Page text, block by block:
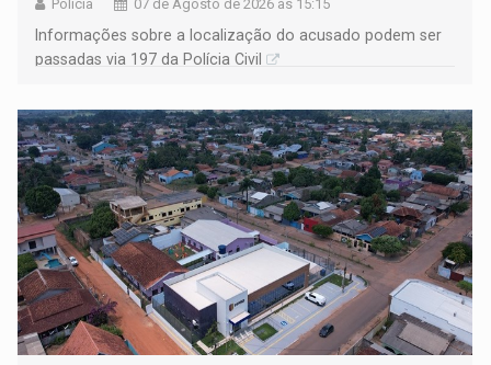
Polícia 07 de Agosto de 2026 às 15:15
Informações sobre a localização do acusado podem ser
passadas via 197 da Polícia Civil